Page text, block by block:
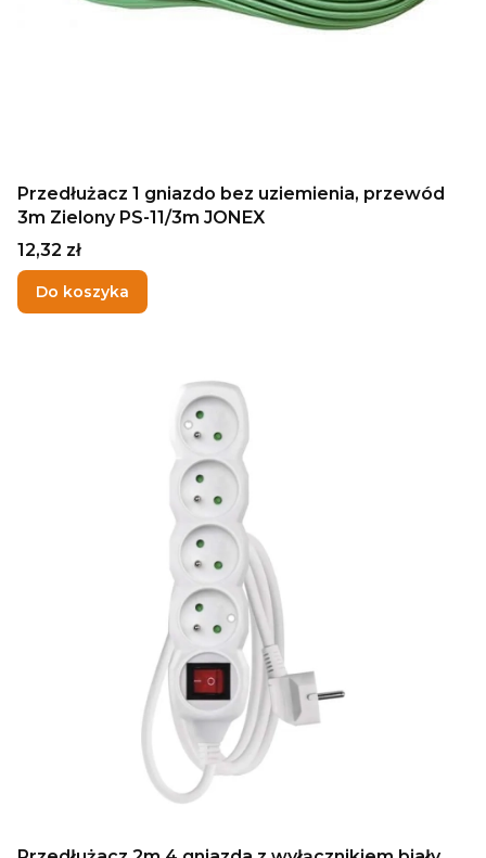
Przedłużacz 1 gniazdo bez uziemienia, przewód
3m Zielony PS-11/3m JONEX
Cena
12,32 zł
Do koszyka